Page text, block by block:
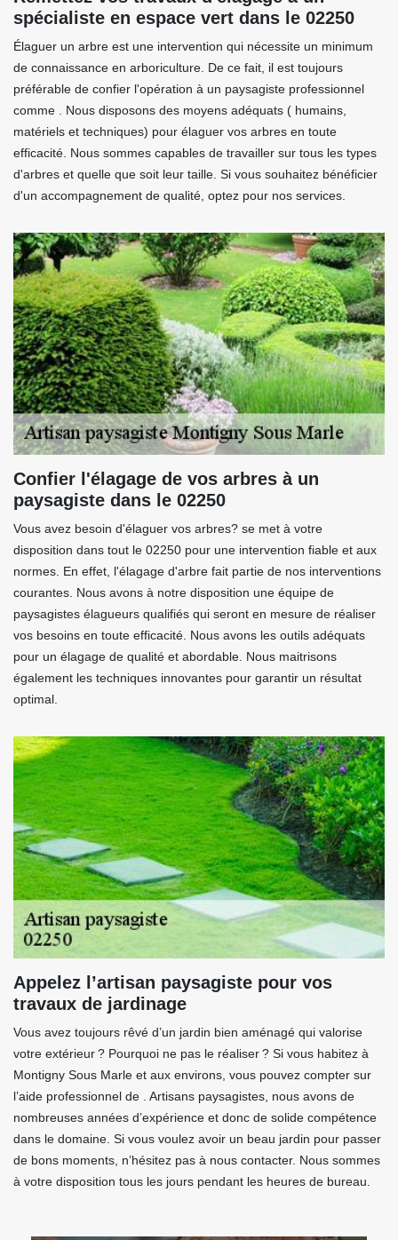
spécialiste en espace vert dans le 02250
Élaguer un arbre est une intervention qui nécessite un minimum
de connaissance en arboriculture. De ce fait, il est toujours
préférable de confier l'opération à un paysagiste professionnel
comme . Nous disposons des moyens adéquats ( humains,
matériels et techniques) pour élaguer vos arbres en toute
efficacité. Nous sommes capables de travailler sur tous les types
d'arbres et quelle que soit leur taille. Si vous souhaitez bénéficier
d'un accompagnement de qualité, optez pour nos services.
Confier l'élagage de vos arbres à un
paysagiste dans le 02250
Vous avez besoin d'élaguer vos arbres? se met à votre
disposition dans tout le 02250 pour une intervention fiable et aux
normes. En effet, l'élagage d'arbre fait partie de nos interventions
courantes. Nous avons à notre disposition une équipe de
paysagistes élagueurs qualifiés qui seront en mesure de réaliser
vos besoins en toute efficacité. Nous avons les outils adéquats
pour un élagage de qualité et abordable. Nous maitrisons
également les techniques innovantes pour garantir un résultat
optimal.
Appelez l’artisan paysagiste pour vos
travaux de jardinage
Vous avez toujours rêvé d’un jardin bien aménagé qui valorise
votre extérieur ? Pourquoi ne pas le réaliser ? Si vous habitez à
Montigny Sous Marle et aux environs, vous pouvez compter sur
l’aide professionnel de . Artisans paysagistes, nous avons de
nombreuses années d’expérience et donc de solide compétence
dans le domaine. Si vous voulez avoir un beau jardin pour passer
de bons moments, n’hésitez pas à nous contacter. Nous sommes
à votre disposition tous les jours pendant les heures de bureau.